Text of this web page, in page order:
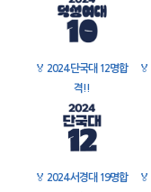
🏅 2024 단국대 12명합
격!!
🏅
🏅 2024 서경대 19명합
🏅